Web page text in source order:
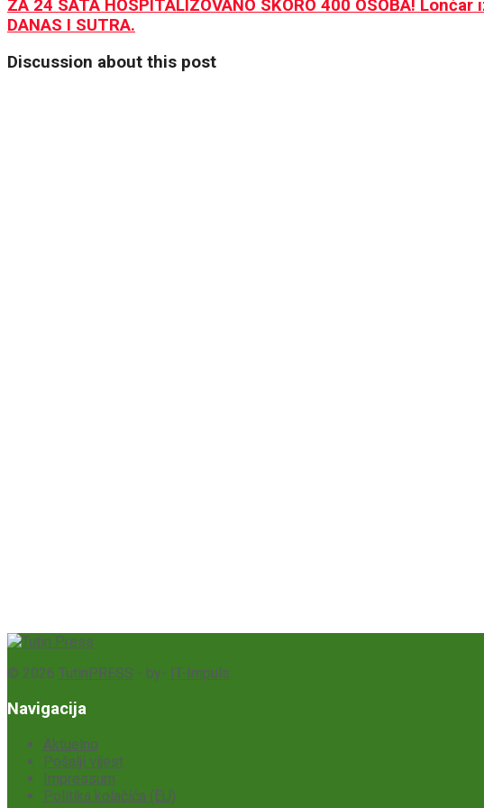
ZA 24 SATA HOSPITALIZOVANO SKORO 400 OSOBA!
DANAS I SUTRA.
Discussion about this post
© 2026 TutinPRESS - by- IT-Impuls
Navigacija
Aktuelno
Pošalji vijest
Impressum
Politika kolačića (EU)